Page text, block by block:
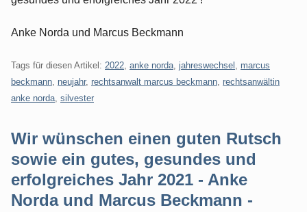
Anke Norda und Marcus Beckmann
Tags für diesen Artikel: 2022 anke norda jahreswechsel
marcus
beckmann neujahr, rechtsanwalt marcus beckmann rechtsanwältin
anke norda silvester
Wir wünschen einen guten Rutsch
sowie ein gutes, gesundes und
erfolgreiches Jahr 2021 - Anke
Norda und Marcus Beckmann -